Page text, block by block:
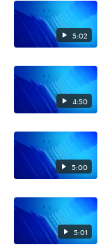
5:02
4:50
5:00
5:01